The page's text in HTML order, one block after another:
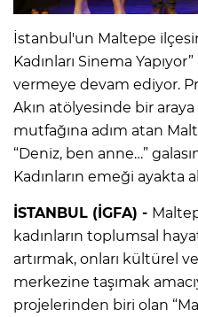
İstanbul'un Maltepe
Kadınları Sinema
vermeye devam ediyor.
Akın atölyesinde bir
mutfağına adım atan
“Deniz, ben anne…”
Kadınların emeği ayakta
İSTANBUL (İGFA) -
kadınların toplumsal
artırmak, onları kültürel
merkezine taşımak
projelerinden biri olan